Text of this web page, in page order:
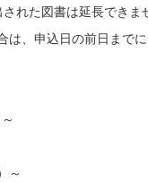
れた図書は延長できま
は、申込日の前日まで
～